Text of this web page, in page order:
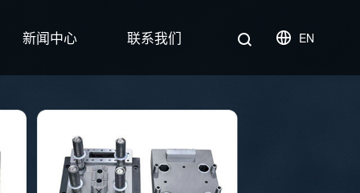
新闻中心 联系我们 EN